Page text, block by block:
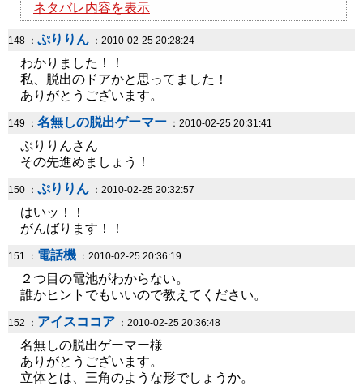
ネタバレ内容を表示
148 ： ぷりりん ：2010-02-25 20:28:24
わかりました！！
私、脱出のドアかと思ってました！
ありがとうございます。
149 ： 名無しの脱出ゲーマー ：2010-02-25 20:31:41
ぷりりんさん
その先進めましょう！
150 ： ぷりりん ：2010-02-25 20:32:57
はいッ！！
がんばります！！
151 ： 電話機 ：2010-02-25 20:36:19
２つ目の電池がわからない。
誰かヒントでもいいので教えてください。
152 ： アイスココア ：2010-02-25 20:36:48
名無しの脱出ゲーマー様
ありがとうございます。
立体とは、三角のような形でしょうか。